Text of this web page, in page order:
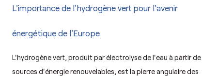
L'importance de l'hydrogène vert pour l'avenir
énergétique de l'Europe
L'hydrogène vert, produit par électrolyse de l'eau à partir de
sources d'énergie renouvelables, est la pierre angulaire des